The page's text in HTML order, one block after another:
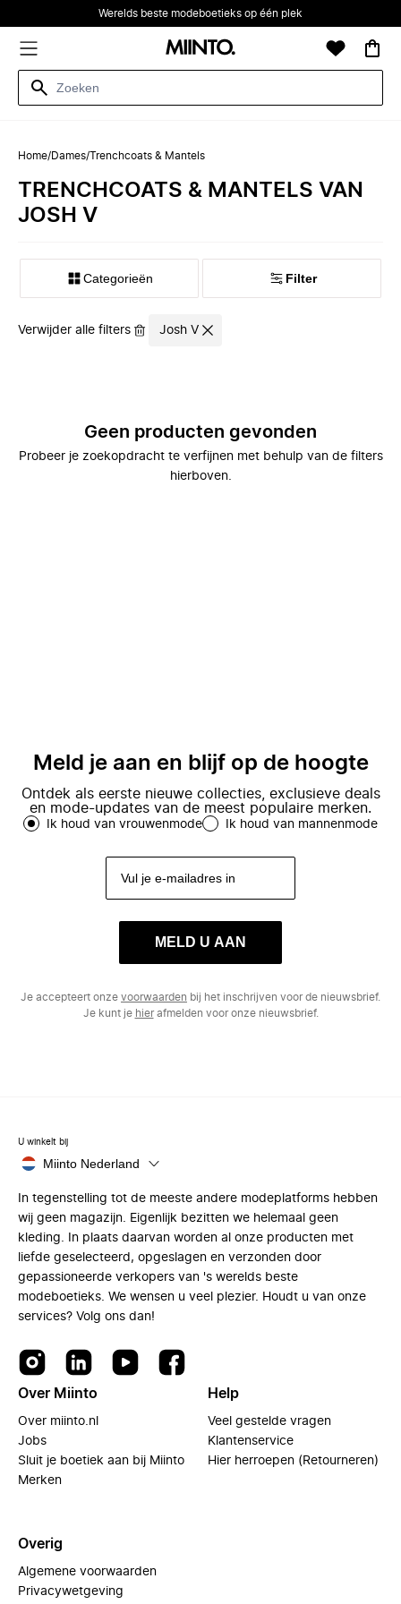
Werelds beste modeboetieks op één plek
Home/Dames/Trenchcoats & Mantels
TRENCHCOATS & MANTELS VAN
JOSH V
Categorieën Filter
Verwijder alle filters Josh V
Geen producten gevonden
Probeer je zoekopdracht te verfijnen met behulp van de filters
hierboven.
Meld je aan en blijf op de hoogte
Ontdek als eerste nieuwe collecties, exclusieve deals
en mode-updates van de meest populaire merken.
Ik houd van vrouwenmode Ik houd van mannenmode
MELD U AAN
Je accepteert onze voorwaarden bij het inschrijven voor de nieuwsbrief.
Je kunt je hierafmelden voor onze nieuwsbrief.
U winkelt bij
Miinto Nederland
In tegenstelling tot de meeste andere modeplatforms hebben
wij geen magazijn. Eigenlijk bezitten we helemaal geen
kleding. In plaats daarvan worden al onze producten met
liefde geselecteerd, opgeslagen en verzonden door
gepassioneerde verkopers van 's werelds beste
modeboetieks. We wensen u veel plezier. Houdt u van onze
services? Volg ons dan!
Over Miinto
Over miinto.nl
Jobs
Sluit je boetiek aan bij Miinto
Merken
Help
Veel gestelde vragen
Klantenservice
Hier herroepen (Retourneren)
Overig
Algemene voorwaarden
Privacywetgeving